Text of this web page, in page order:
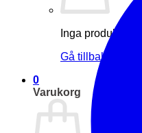
Inga produkter i
Gå tillbaka till
0
Varukorg